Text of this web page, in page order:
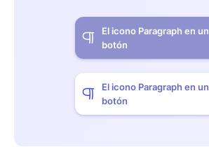
El icono Paragraph en un
botón
El icono Paragraph en un
botón